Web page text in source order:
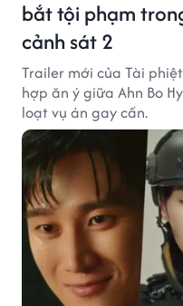
bắt tội phạm
cảnh sát 2
Trailer mới của Tài
hợp ăn ý giữa Ahn Bo
loạt vụ án gay cấn.